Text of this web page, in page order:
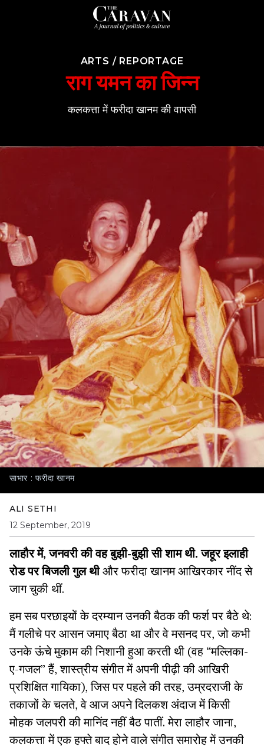
ARTS / REPORTAGE
राग यमन का जिन्न
कलकत्ता में फरीदा खानम की वापसी
साभार : फरीदा खानम
ALI SETHI
12 September, 2019
लाहौर में, जनवरी की वह बुझी-बुझी सी शाम थी. जहूर इलाही
रोड पर बिजली गुल थीऔर फरीदा खानम आखिरकार नींद से
जाग चुकी थीं.
हम सब परछाइयों के दरम्यान उनकी बैठक की फर्श पर बैठे थे:
मैं गलीचे पर आसन जमाए बैठा था और वे मसनद पर, जो कभी
उनके ऊंचे मुकाम की निशानी हुआ करती थी (वह “मल्लिका-
ए-गजल” हैं, शास्त्रीय संगीत में अपनी पीढ़ी की आखिरी
प्रशिक्षित गायिका), जिस पर पहले की तरह, उम्रदराजी के
तकाजों के चलते, वे आज अपने दिलकश अंदाज में किसी
मोहक जलपरी की मानिंद नहीं बैठ पातीं. मेरा लाहौर जाना,
कलकत्ता में एक हफ्ते बाद होने वाले संगीत समारोह में उनकी